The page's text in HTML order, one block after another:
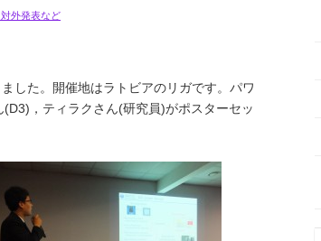
外発表など
した。開催地はラトビアのリガです。パワ
，ティラクさん(研究員)がポスターセッ